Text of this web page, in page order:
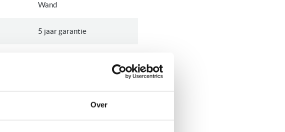
Over
Wand
5 jaar garantie
A+